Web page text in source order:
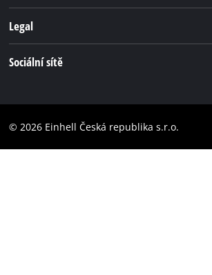
Systém akumulátorů
Legal
Prohlášení o přístupnosti
Sociální sítě
Instagram
© 2026 Einhell Česká republika s.r.o.